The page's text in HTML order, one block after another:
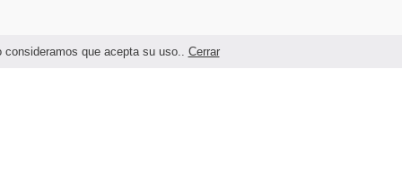
que acepta su uso.. Cerrar